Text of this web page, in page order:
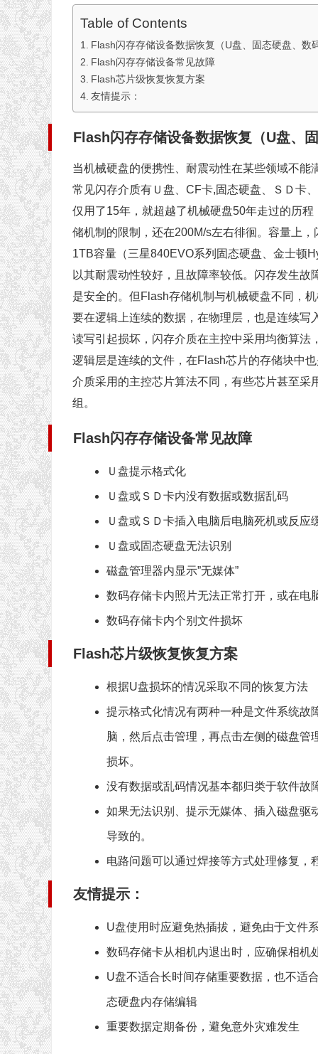
Table of Contents
Flash闪存存储设备数据恢复（U盘、固态硬盘、数
Flash闪存存储设备常见故障
Flash芯片级恢复恢复方案
友情提示：
Flash闪存存储设备数据恢复（U盘、
当机械硬盘的便携性、耐震动性在某些领域不
常见闪存介质有Ｕ盘、CF卡,固态硬盘、ＳＤ卡
仅用了15年，就超越了机械硬盘50年走过的历
储机制的限制，还在200M/s左右徘徊。容量上
1TB容量（三星840EVO系列固态硬盘、金士顿
以其耐震动性较好，且故障率较低。闪存发生
是安全的。但Flash存储机制与机械硬盘不同，
要在逻辑上连续的数据，在物理层，也是连续
读写引起损坏，闪存介质在主控中采用均衡算
逻辑层是连续的文件，在Flash芯片的存储块中
介质采用的主控芯片算法不同，有些芯片甚至
组。
Flash闪存存储设备常见故障
Ｕ盘提示格式化
Ｕ盘或ＳＤ卡内没有数据或数据乱码
Ｕ盘或ＳＤ卡插入电脑后电脑死机或反应
Ｕ盘或固态硬盘无法识别
磁盘管理器内显示”无媒体”
数码存储卡内照片无法正常打开，或在电
数码存储卡内个别文件损坏
Flash芯片级恢复恢复方案
根据U盘损坏的情况采取不同的恢复方法
提示格式化情况有两种一种是文件系统故
脑，然后点击管理，再点击左侧的磁盘
损坏。
没有数据或乱码情况基本都归类于软件故
如果无法识别、提示无媒体、插入磁盘驱
导致的。
电路问题可以通过焊接等方式处理修复
友情提示：
U盘使用时应避免热插拔，避免由于文件
数码存储卡从相机内退出时，应确保相机
U盘不适合长时间存储重要数据，也不适
态硬盘内存储编辑
重要数据定期备份，避免意外灾难发生